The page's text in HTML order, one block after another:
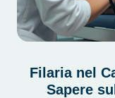
Filaria nel
Sapere